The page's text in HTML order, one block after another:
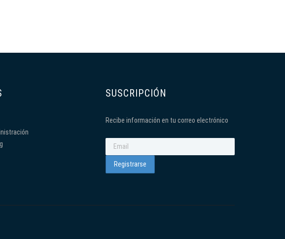
SUSCRIPCIÓN
Recibe información en tu correo electrónico